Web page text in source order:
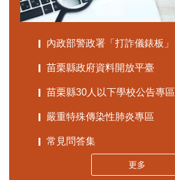
內政部警政署「打詐儀錶板」
苗栗縣政府資料開放平臺
苗栗縣30人以下學校公告專區
嚴重特殊傳染性肺炎專區
常見問答集
更多